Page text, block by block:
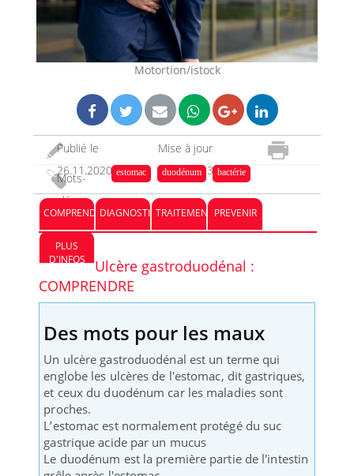
Motortion/istock
Publié le
26.11.2020
Mise à jour
08.02.2023
Mots-
clés :
estomac duodénum bactérie
COMPRENDREDIAGNOSTICTRAITEMENT PREVENIR
PLUS
D'INFOS
Ulcère gastroduodénal :
COMPRENDRE
Des mots pour les maux
Un ulcère gastroduodénal est un terme qui
englobe les ulcères de l'estomac, dit gastriques,
et ceux du duodénum car les maladies sont
proches.
L’estomac est normalement protégé du suc
gastrique acide par un mucus
Le duodénum est la première partie de l'intestin